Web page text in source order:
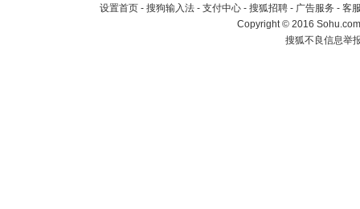
设置首页 - 搜狗输入法 - 支付中心 - 搜狐招聘 - 广告服务 - 客
Copyright©2016
搜狐不良信息举